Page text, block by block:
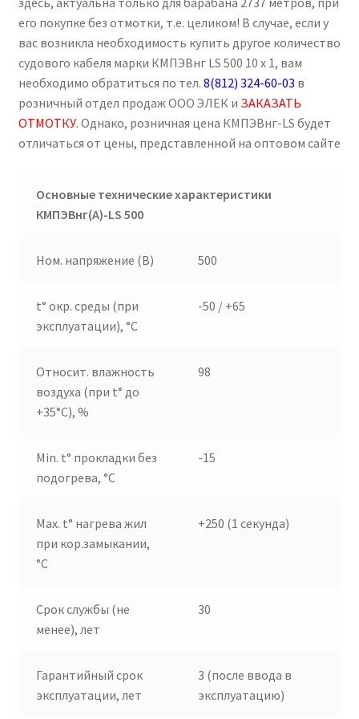
его покупке без отмотки, т.е. целиком! В случае, если у
вас возникла необходимость купить другое количество
судового кабеля марки КМПЭВнг LS 500 10 х 1, вам
необходимо обратиться по тел. 8(812) 324-60-03 в
розничный отдел продаж ООО ЭЛЕК и ЗАКАЗАТЬ
ОТМОТКУ. Однако, розничная цена КМПЭВнг-LS будет
отличаться от цены, представленной на оптовом сайте
Основные технические характеристики
КМПЭВнг(А)-LS 500
Ном. напряжение (В) 500
t° окр. среды (при
эксплуатации), °C
-50 / +65
Относит. влажность
воздуха (при t° до
+35°C), %
98
Min. t° прокладки без
подогрева, °C
-15
Max. t° нагрева жил
при кор.замыкании,
°C
+250 (1 секунда)
Срок службы (не
менее), лет
30
Гарантийный срок
эксплуатации, лет
3 (после ввода в
эксплуатацию)